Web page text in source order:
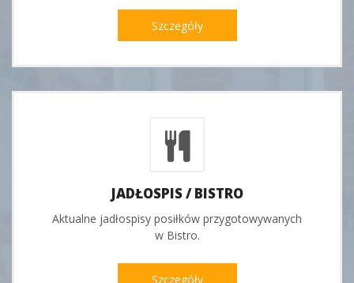
Szczegóły
JADŁOSPIS / BISTRO
Aktualne jadłospisy posiłków przygotowywanych
w Bistro.
Szczegóły